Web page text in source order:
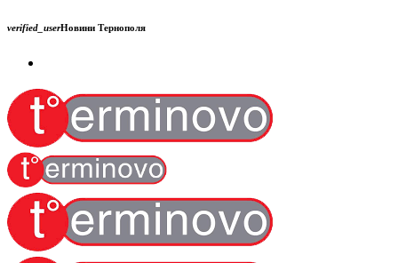
verified_userНовини Тернополя